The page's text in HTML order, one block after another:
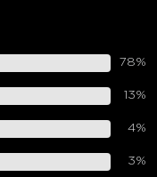
78%
13%
4%
3%